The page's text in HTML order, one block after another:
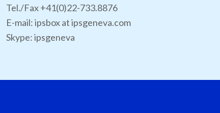
Tel./Fax +41(0)22-733.8876
E-mail: ipsbox at ipsgeneva.com
Skype: ipsgeneva